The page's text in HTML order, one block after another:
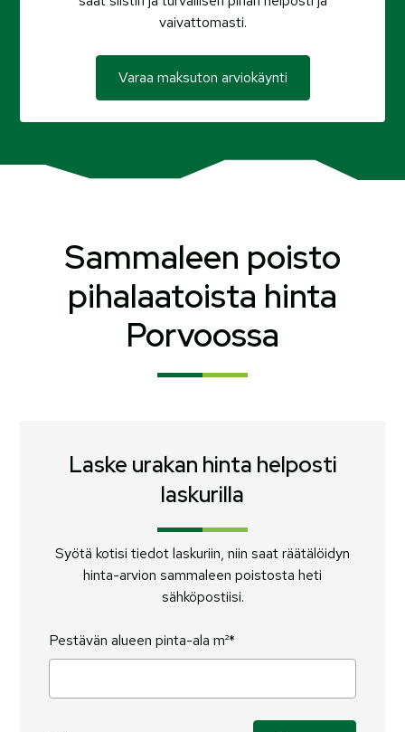
vaivattomasti.
Varaa maksuton arviokäynti
Sammaleen poisto
pihalaatoista hinta
Porvoossa
Laske urakan hinta helposti
laskurilla
Syötä kotisi tiedot laskuriin, niin saat räätälöidyn
hinta-arvion sammaleen poistosta heti
sähköpostiisi.
Pestävän alueen pinta-ala m²*